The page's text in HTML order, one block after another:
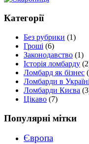
Категорії
Без рубрики (1)
Гроші (6)
Законодавство (1)
Історія ломбарду
Ломбард як бізнес
Ломбарди в Україні
Ломбарди Києва
Цікаво (7)
Популярні мітки
Європа